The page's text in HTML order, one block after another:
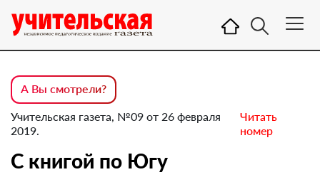
А Вы смотрели?
Учительская газета, №09 от 26 февраля
2019.
Читать
номер
С книгой по Югу